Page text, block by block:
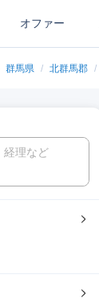
オファー
群馬県 / 北群馬郡 /